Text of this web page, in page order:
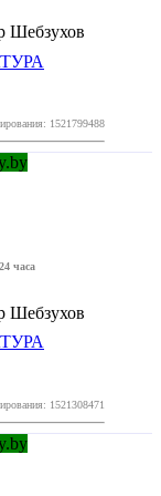
Шебзухов
1521799488
часа
Шебзухов
1521308471